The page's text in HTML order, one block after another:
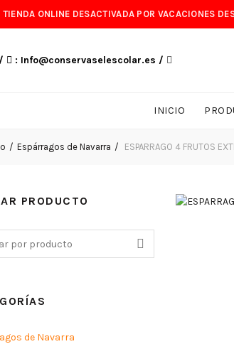
TIENDA ONLINE DESACTIVADA POR VACACIONES
: Info@conservaselescolar.es /
INICIO
Espárragos de Navarra ESPARRAGO 4 FRUTOS
PRODUCTO
de Navarra